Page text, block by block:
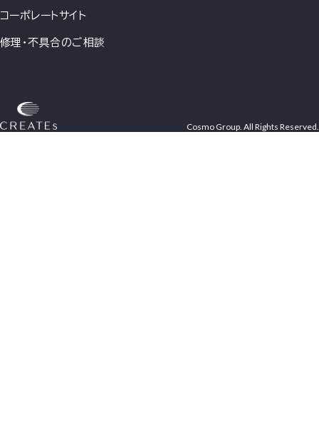
コーポレートサイト
修理・不具合のご相談
Cosmo Group. All Rights Reserved.